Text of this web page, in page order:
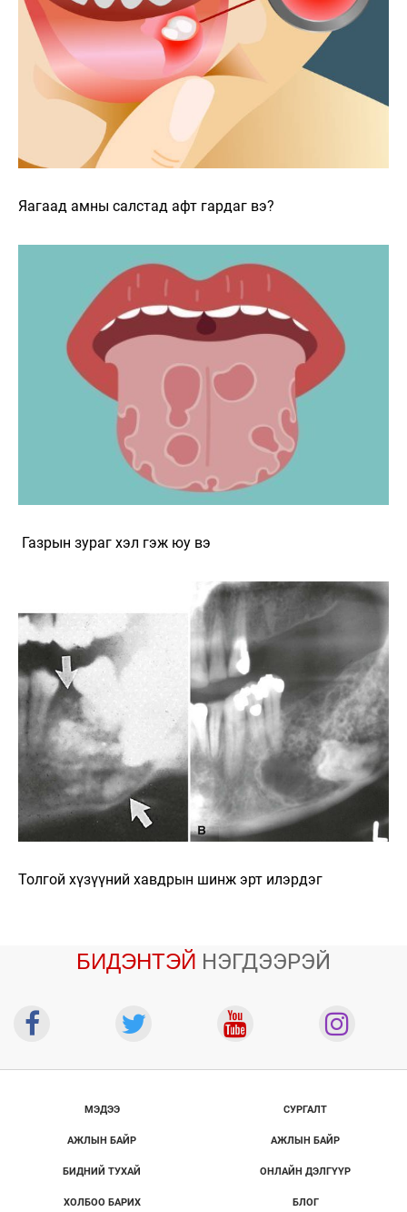
Яагаад амны салстад афт гардаг вэ?
Газрын зураг хэл гэж юу вэ
Толгой хүзүүний хавдрын шинж эрт илэрдэг
БИДЭНТЭЙ НЭГДЭЭРЭЙ
МЭДЭЭ
АЖЛЫН БАЙР
БИДНИЙ ТУХАЙ
ХОЛБОО БАРИХ
СУРГАЛТ
АЖЛЫН БАЙР
ОНЛАЙН ДЭЛГҮҮР
БЛОГ